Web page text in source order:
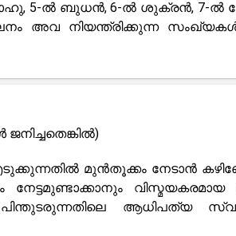
5-ൽ ബുധൻ, 6-ൽ ശുക്രൻ, 7-ൽ
അവ നിയന്ത്രിക്കുന്ന
മുൻതൂക്കം നേടാൻ
നേട്ടമുണ്ടാക്കാനും
ആധിപത്യ